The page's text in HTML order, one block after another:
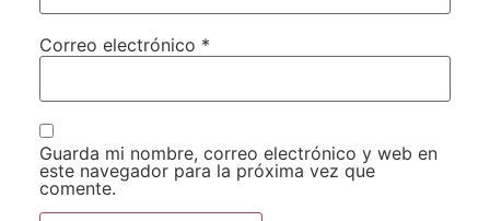
Correo electrónico *
Guarda mi nombre, correo electrónico y web en
este navegador para la próxima vez que
comente.